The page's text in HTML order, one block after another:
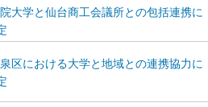
大学と仙台商工会議所との包括連携に
区における大学と地域との連携協力に